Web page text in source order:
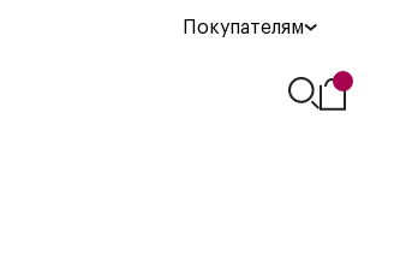
Покупателям